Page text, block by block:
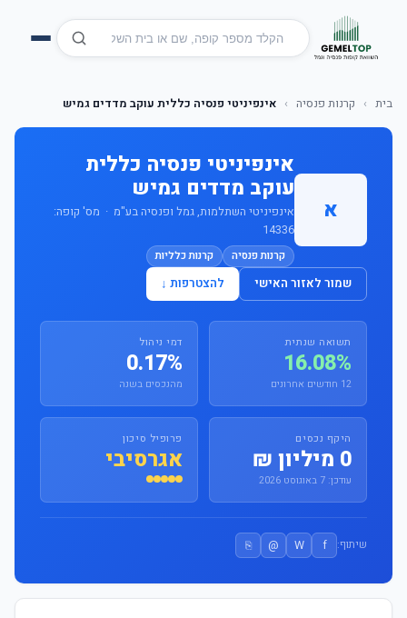
בית › קרנות פנסיה › אינפיניטי פנסיה כללית עוקב מדדים גמיש
א
אינפיניטי פנסיה כללית
עוקב מדדים גמיש
אינפיניטי השתלמות, גמל ופנסיה בע"מ · מס' קופה:
14336
קרנות פנסיה קרנות כלליות
שמור לאזור האישי להצטרפות ↓
תשואה שנתית
16.08%
12 חודשים אחרונים
דמי ניהול
0.17%
מהנכסים בשנה
היקף נכסים
0 מיליון ₪
עודכן: 7 באוגוסט 2026
פרופיל סיכון
אגרסיבי
שיתוף: f
W
@
⎘